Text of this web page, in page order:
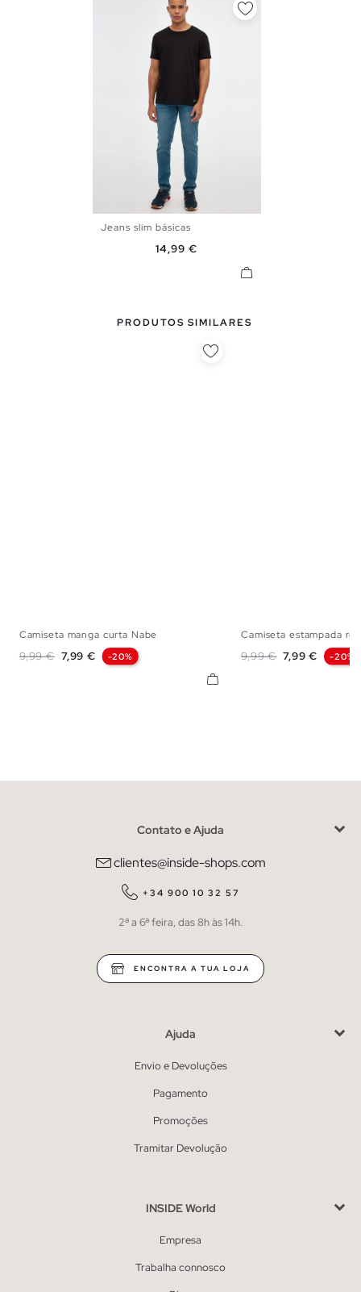
Jeans slim básicas
Preço
14,99 €
PRODUTOS SIMILARES
Camiseta manga curta Nabe
Preço normal
9,99 € Preço
7,99 € -20%
Camiseta estampada
Preço normal
9,99 € Preço
7,99 € -20%
Contato e Ajuda
clientes@inside-shops.com
+34 900 10 32 57
2ª a 6ª feira, das 8h às 14h.
ENCONTRA A TUA LOJA
Ajuda
Envio e Devoluções
Pagamento
Promoções
Tramitar Devolução
INSIDE World
Empresa
Trabalha connosco